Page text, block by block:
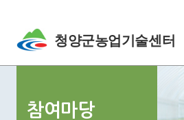
청양군농업기술센터
참여마당